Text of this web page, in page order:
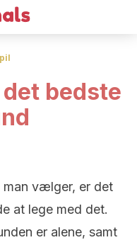
bedste
man vælger, er det
at lege med det.
er alene, samt